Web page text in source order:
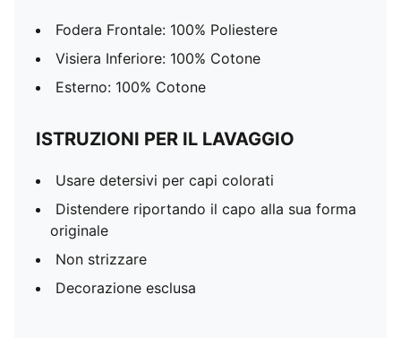
Fodera Frontale: 100% Poliestere
Visiera Inferiore: 100% Cotone
Esterno: 100% Cotone
ISTRUZIONI PER IL LAVAGGIO
Usare detersivi per capi colorati
Distendere riportando il capo alla sua forma
originale
Non strizzare
Decorazione esclusa